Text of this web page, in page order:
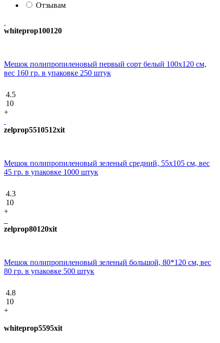
Отзывам
whiteprop100120
Мешок полипропиленовый первый сорт белый 100х120 см,
вес 160 гр. в упаковке 250 штук
4.5
10
+
zelprop5510512xit
Мешок полипропиленовый зеленый средний, 55х105 см, вес
45 гр. в упаковке 1000 штук
4.3
10
+
zelprop80120xit
Мешок полипропиленовый зеленый большой, 80*120 см, вес
80 гр. в упаковке 500 штук
4.8
10
+
whiteprop5595xit